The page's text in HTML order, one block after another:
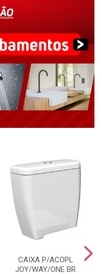
CAIXA P/ACOPL
JOY/WAY/ONE BR